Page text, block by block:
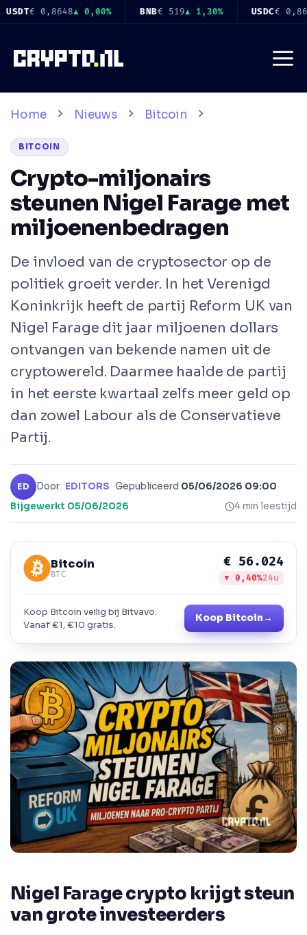
Ga
inhoud
USDC€ 0,8650 ▲ 0,00% XRP€ 0,8958 ▼ 0,10%
Home Nieuws Bitcoin
BITCOIN
Crypto-miljonairs
steunen Nigel Farage met
miljoenenbedragen
De invloed van de cryptosector op de
politiek groeit verder. In het Verenigd
Koninkrijk heeft de partij Reform UK van
Nigel Farage dit jaar miljoenen dollars
ontvangen van bekende namen uit de
cryptowereld. Daarmee haalde de partij
in het eerste kwartaal zelfs meer geld op
dan zowel Labour als de Conservatieve
Partij.
ED Door EDITORS ·Gepubliceerd 05/06/2026 09:00·
Bijgewerkt 05/06/2026 4 min leestijd
Bitcoin
BTC
€ 56.024
▼ 0,40%24u
Koop Bitcoin veilig bij Bitvavo.
Vanaf €1, €10 gratis.
Koop Bitcoin→
Nigel Farage crypto krijgt steun
van grote investeerders